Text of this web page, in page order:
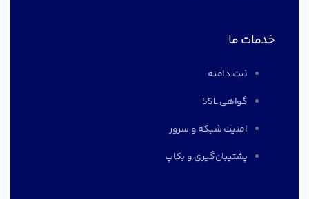
خدمات ما
ثبت دامنه
گواهی SSL
امنیت شبکه و سرور
پشتیبان‌گیری و بکاپ